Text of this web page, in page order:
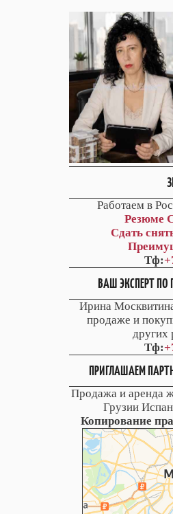
Работаем в
Резюме
Сдать
Тф:
ВАШ ЭКСПЕРТ
Ирина
продаже и
других
Тф:
ПРИГЛАШАЕМ
Продажа и аренда
Грузии
Копирование